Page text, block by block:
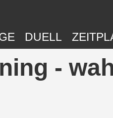
DUELL
-